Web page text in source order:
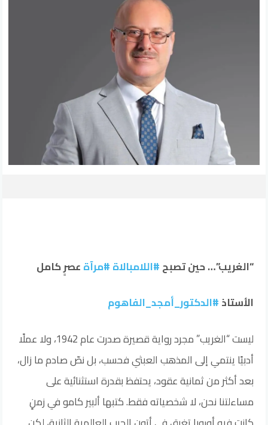
“الغريب”… حين تصبح#اللامبالاة#مرآةعصرٍ كامل
الأستاذ#الدكتور_أمجد_الفاهوم
ليست “الغريب” مجرد رواية قصيرة صدرت عام 1942، ولا عملًا
أدبيًا ينتمي إلى المذهب العبثي فحسب، بل نصّ صادم ما زال،
بعد أكثر من ثمانية عقود، يحتفظ بقدرة استثنائية على
مساءلتنا نحن، لا شخصياته فقط. كتبها ألبير كامو في زمنٍ